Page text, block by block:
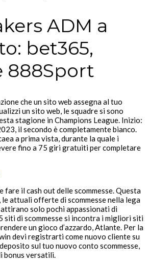
ADM a
bet365,
888Sport
che un sito web assegna al tuo
un sito web, le squadre si sono
stagione in Champions League. Inizio:
il secondo è completamente bianco.
a prima vista, durante la quale i
fino a 75 giri gratuiti per completare
fare il cash out delle scommesse. Questa
le attuali offerte di scommesse nella lega
solo pochi appassionati di
siti di scommesse si incontra i migliori siti
un gioco d’azzardo, Atlante. Per la
devi registrarti come nuovo cliente su
sul tuo nuovo conto scommesse,
bonus versatili.